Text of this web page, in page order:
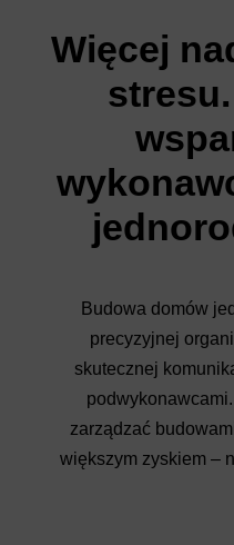
Więcej
Budowa domów
precyzyjnej
skutecznej
zarządzać
większym zyskiem –